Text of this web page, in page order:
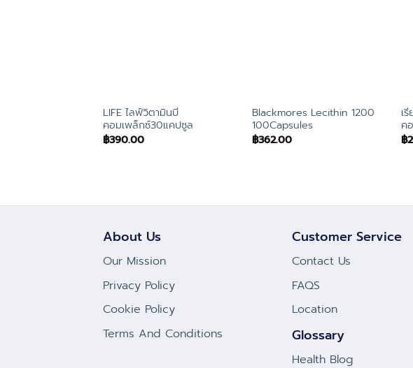
LIFE ไลฟ์วิตามินบี
คอมเพล็กซ์30แคปซูล
฿390.00
Blackmores Lecithin 1200
100Capsules
฿362.00
เ
ค
฿
About Us
Our Mission
Privacy Policy
Cookie Policy
Terms And Conditions
Customer Service
Contact Us
FAQS
Location
Glossary
Health Blog